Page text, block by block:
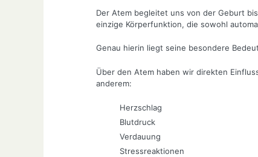
Der Atem begleitet uns von der Geburt
einzige Körperfunktion, die sowohl
Genau hierin liegt seine besondere
Über den Atem haben wir direkten
anderem:
Herzschlag
Blutdruck
Verdauung
Stressreaktionen